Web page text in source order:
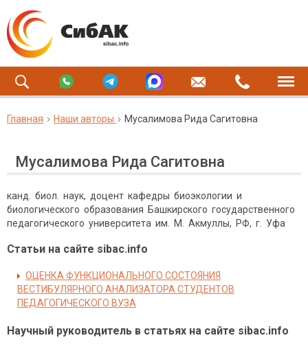
Главная Наши авторы Мусалимова Рида Сагитовна
Мусалимова Рида Сагитовна
канд. биол. наук, доцент кафедры биоэкологии и
биологического образования Башкирского государственного
педагогического университета им. М. Акмуллы, РФ, г. Уфа
Статьи на сайте sibac.info
ОЦЕНКА ФУНКЦИОНАЛЬНОГО СОСТОЯНИЯ
ВЕСТИБУЛЯРНОГО АНАЛИЗАТОРА СТУДЕНТОВ
ПЕДАГОГИЧЕСКОГО ВУЗА
Научный руководитель в статьях на сайте sibac.info